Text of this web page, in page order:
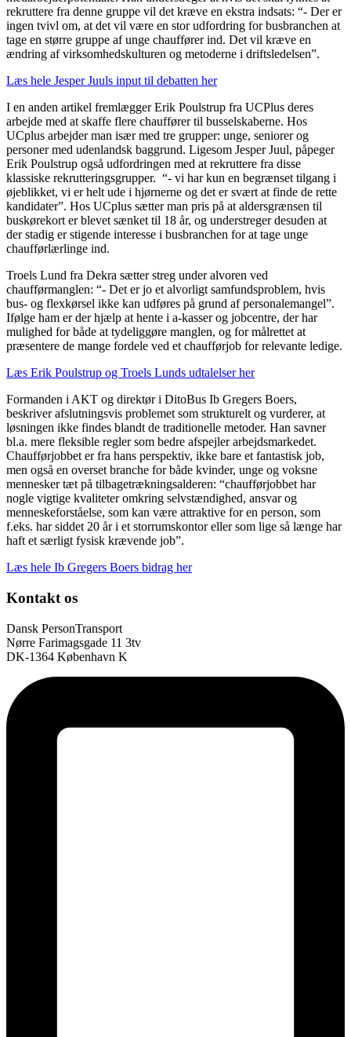
rekruttere fra denne gruppe vil det kræve en ekstra indsats: “- Der er
ingen tvivl om, at det vil være en stor udfordring for busbranchen at
tage en større gruppe af unge chauffører ind. Det vil kræve en
ændring af virksomhedskulturen og metoderne i driftsledelsen”.
Læs hele Jesper Juuls input til debatten her
I en anden artikel fremlægger Erik Poulstrup fra UCPlus deres
arbejde med at skaffe flere chauffører til busselskaberne. Hos
UCplus arbejder man især med tre grupper: unge, seniorer og
personer med udenlandsk baggrund. Ligesom Jesper Juul, påpeger
Erik Poulstrup også udfordringen med at rekruttere fra disse
klassiske rekrutteringsgrupper. “- vi har kun en begrænset tilgang i
øjeblikket, vi er helt ude i hjørnerne og det er svært at finde de rette
kandidater”. Hos UCplus sætter man pris på at aldersgrænsen til
buskørekort er blevet sænket til 18 år, og understreger desuden at
der stadig er stigende interesse i busbranchen for at tage unge
chaufførlærlinge ind.
Troels Lund fra Dekra sætter streg under alvoren ved
chaufførmanglen: “- Det er jo et alvorligt samfundsproblem, hvis
bus- og flexkørsel ikke kan udføres på grund af personalemangel”.
Ifølge ham er der hjælp at hente i a-kasser og jobcentre, der har
mulighed for både at tydeliggøre manglen, og for målrettet at
præsentere de mange fordele ved et chaufførjob for relevante ledige.
Læs Erik Poulstrup og Troels Lunds udtalelser her
Formanden i AKT og direktør i DitoBus Ib Gregers Boers,
beskriver afslutningsvis problemet som strukturelt og vurderer, at
løsningen ikke findes blandt de traditionelle metoder. Han savner
bl.a. mere fleksible regler som bedre afspejler arbejdsmarkedet.
Chaufførjobbet er fra hans perspektiv, ikke bare et fantastisk job,
men også en overset branche for både kvinder, unge og voksne
mennesker tæt på tilbagetrækningsalderen: “chaufførjobbet har
nogle vigtige kvaliteter omkring selvstændighed, ansvar og
menneskeforståelse, som kan være attraktive for en person, som
f.eks. har siddet 20 år i et storrumskontor eller som lige så længe har
haft et særligt fysisk krævende job”.
Læs hele Ib Gregers Boers bidrag her
Kontakt os
Dansk PersonTransport
Nørre Farimagsgade 11 3tv
DK-1364 København K